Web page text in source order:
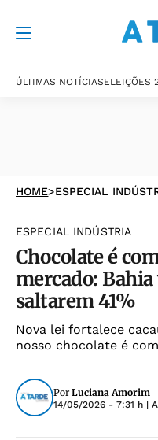
ÚLTIMAS NOTÍCIASELEIÇÕES
HOME>ESPECIAL
ESPECIAL INDÚSTRIA
Chocolate é
mercado:
saltarem 41%
Nova lei fortalece
nosso chocolate é
Por Luciana Amorim
14/05/2026 - 7:31 h |